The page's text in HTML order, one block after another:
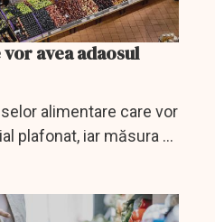
avea adaosul
alimentare care vor
plafonat, iar măsura va